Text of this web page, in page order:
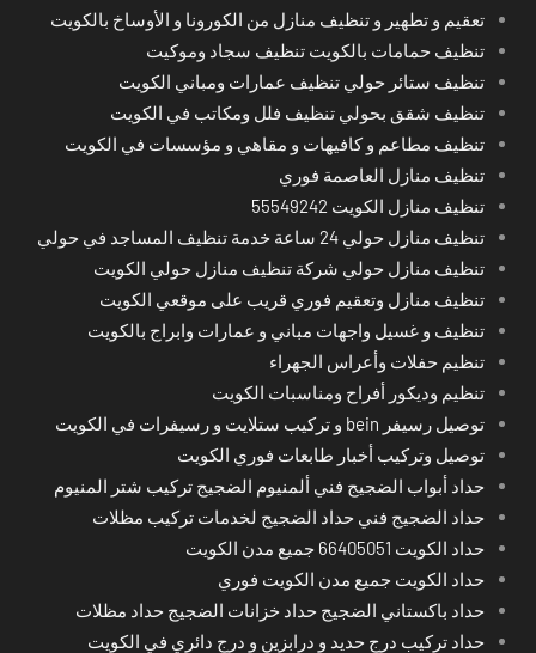
تعقيم و تطهير و تنظيف منازل من الكورونا و الأوساخ بالكويت
تنظيف حمامات بالكويت تنظيف سجاد وموكيت
تنظيف ستائر حولي تنظيف عمارات ومباني الكويت
تنظيف شقق بحولي تنظيف فلل ومكاتب في الكويت
تنظيف مطاعم و كافيهات و مقاهي و مؤسسات في الكويت
تنظيف منازل العاصمة فوري
تنظيف منازل الكويت 55549242
تنظيف منازل حولي 24 ساعة خدمة تنظيف المساجد في حولي
تنظيف منازل حولي شركة تنظيف منازل حولي الكويت
تنظيف منازل وتعقيم فوري قريب على موقعي الكويت
تنظيف و غسيل واجهات مباني و عمارات وابراج بالكويت
تنظيم حفلات وأعراس الجهراء
تنظيم وديكور أفراح ومناسبات الكويت
توصيل رسيفر bein و تركيب ستلايت و رسيفرات في الكويت
توصيل وتركيب أخبار طابعات فوري الكويت
حداد أبواب الضجيج فني ألمنيوم الضجيج تركيب شتر المنيوم
حداد الضجيج فني حداد الضجيج لخدمات تركيب مظلات
حداد الكويت 66405051 جميع مدن الكويت
حداد الكويت جميع مدن الكويت فوري
حداد باكستاني الضجيج حداد خزانات الضجيج حداد مظلات
حداد تركيب درج حديد و درابزين و درج دائري في الكويت